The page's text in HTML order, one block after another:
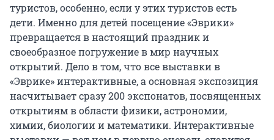
туристов, особенно, если у этих туристов есть
дети. Именно для детей посещение «Эврики»
превращается в настоящий праздник и
своеобразное погружение в мир научных
открытий. Дело в том, что все выставки в
«Эврике» интерактивные, а основная экспозиция
насчитывает сразу 200 экспонатов, посвященных
открытиям в области физики, астрономии,
химии, биологии и математики. Интерактивные